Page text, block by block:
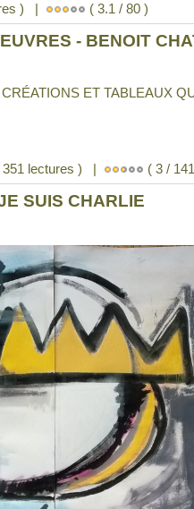
) | ( 3.1 / 80 )
- BENOIT
ET TABLEAUX
351 lectures ) | ( 3 /
SUIS CHARLIE